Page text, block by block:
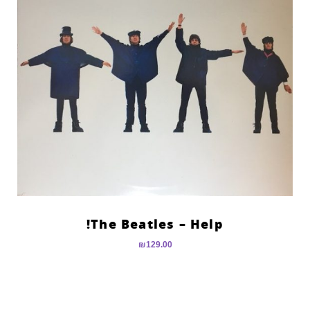
The Beatles – Help!
₪129.00